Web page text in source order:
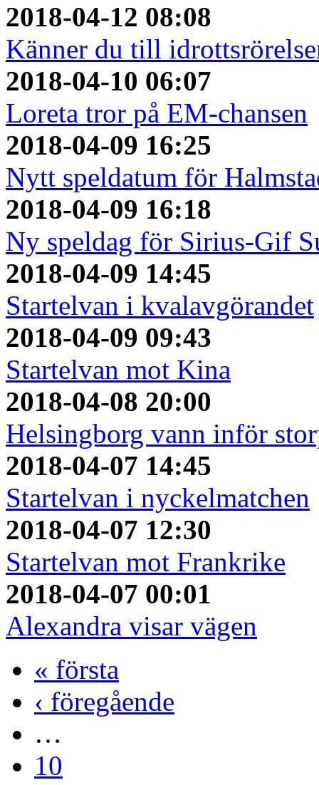
2018-04-12 08:08
Känner du till
2018-04-10 06:07
Loreta tror på EM-chansen
2018-04-09 16:25
Nytt speldatum för
2018-04-09 16:18
Ny speldag för Sirius-Gif
2018-04-09 14:45
Startelvan i kvalavgörandet
2018-04-09 09:43
Startelvan mot Kina
2018-04-08 20:00
Helsingborg vann inför
2018-04-07 14:45
Startelvan i nyckelmatchen
2018-04-07 12:30
Startelvan mot Frankrike
2018-04-07 00:01
Alexandra visar vägen
« första
‹ föregående
…
10